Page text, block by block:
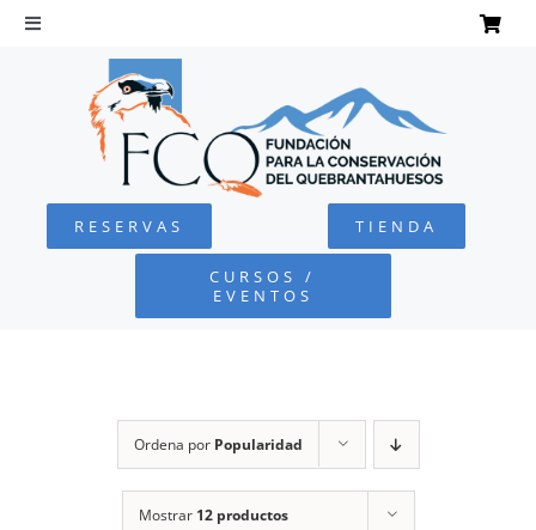
Saltar
Toggle
Navigation
QUEBRANTAHUESOS
FUNDACIÓN
RESERVAS TIENDA
CURSOS /
EVENTOS
Ordena por Popularidad
Mostrar 12 productos